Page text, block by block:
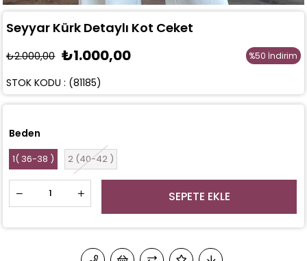
Seyyar Kürk Detaylı Kot Ceket
₺2.000,00 ₺1.000,00 %50 İndirim
(81185)
STOK KODU
Beden
1( 36-38 ) 2 (40-42 )